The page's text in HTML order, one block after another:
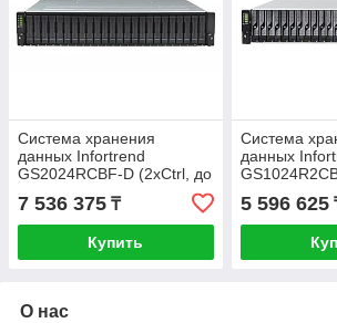
Система хранения
данных Infortrend
GS2024RCBF-D (2xCtrl, до
24xHDD, 2xSAS12G внеш.
порт, 4x4GB, 8x1G портов
iSCSI)
7 536 375 ₸
Купить
Система
данных
(2xCtrl, до
2xSAS12G
4x4GB, 8x1G
5 596 625
О нас